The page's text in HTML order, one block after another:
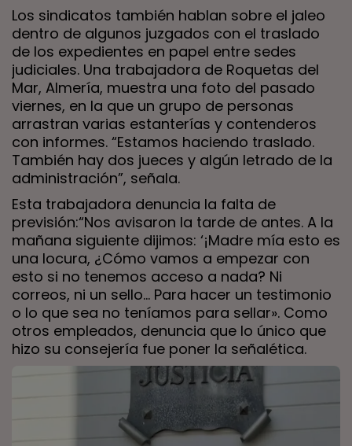
Los sindicatos también hablan sobre el jaleo
dentro de algunos juzgados con el traslado
de los expedientes en papel entre sedes
judiciales. Una trabajadora de Roquetas del
Mar, Almería, muestra una foto del pasado
viernes, en la que un grupo de personas
arrastran varias estanterías y contenderos
con informes. “Estamos haciendo traslado.
También hay dos jueces y algún letrado de la
administración”, señala.
Esta trabajadora denuncia la falta de
previsión:“Nos avisaron la tarde de antes. A la
mañana siguiente dijimos: ‘¡Madre mía esto es
una locura, ¿Cómo vamos a empezar con
esto si no tenemos acceso a nada? Ni
correos, ni un sello… Para hacer un testimonio
o lo que sea no teníamos para sellar». Como
otros empleados, denuncia que lo único que
hizo su consejería fue poner la señalética.